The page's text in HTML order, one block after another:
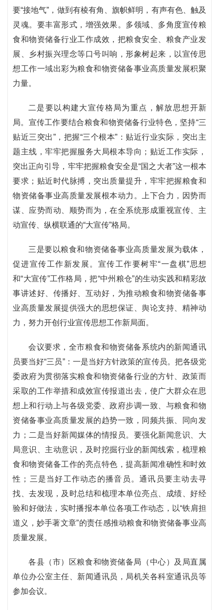
要“接地气”，做到有棱有角、旗帜鲜明，有声有色、触及
灵魂。要丰富形式，增强效果。多领域、多角度宣传粮
食和物资储备行业工作成效，把粮食安全、粮食产业发
展、乡村振兴理念等口号叫响，形象树起来，以宣传思
想工作一域出彩为粮食和物资储备事业高质量发展积聚
力量。
二是要以构建大宣传格局为重点，解放思想开新
局。宣传工作要结合粮食和物资储备行业特色，坚持“三
贴近三突出”，把握“三个根本”：贴近行业实际，突出主
题主线，牢牢把握服务大局根本导向；贴近工作实际，
突出正向引导，牢牢把握粮食安全是“国之大者”这一根本
要求；贴近时代脉搏，突出质量提升，牢牢把握粮食和
物资储备事业高质量发展根本动力。上下合力，因势而
谋、应势而动、顺势而为，在全系统形成重视宣传、主
动宣传、纵横联通的“大宣传”格局。
三是要以粮食和物资储备事业高质量发展为载体，
促进宣传工作新发展。宣传工作要树牢“一盘棋”思想
和“大宣传”工作格局，把“中州粮仓”的生动实践和精彩故
事讲述好、传播好、互动好，为推动粮食和物资储备事
业高质量发展提供强大的思想保证、舆论支持、精神动
力，努力开创行业宣传思想工作新局面。‍
会议要求，全市粮食和物资储备系统内的新闻通讯
员要当好“三员”：一是当好方针政策的宣传员。把各级党
委政府为贯彻落实粮食和物资储备行业的方针、政策而
采取的工作举措和成效宣传报道出去，使广大群众在思
想上和行动上与各级党委、政府步调一致、与粮食和物
资储备事业高质量发展的趋势一致，同频共振、同向发
力；二是当好新闻媒体的情报员。要强化新闻意识、大
局意识、主动意识，及时挖掘行业的新闻线索，梳理粮
食和物资储备工作的亮点特色，提高新闻准确性和时效
性；三是当好工作动态的播音员。通讯员要主动去寻
找、去发现，及时总结和梳理本单位亮点、成绩、好经
验和好做法，实时播报本单位各项工作动态，以“铁肩担
道义，妙手著文章”的责任感推动粮食和物资储备事业高
质量发展。
各县（市）区粮食和物资储备局（中心）及局直属
单位办公室主任、新闻通讯员，局机关各科室通讯员等
参加会议。